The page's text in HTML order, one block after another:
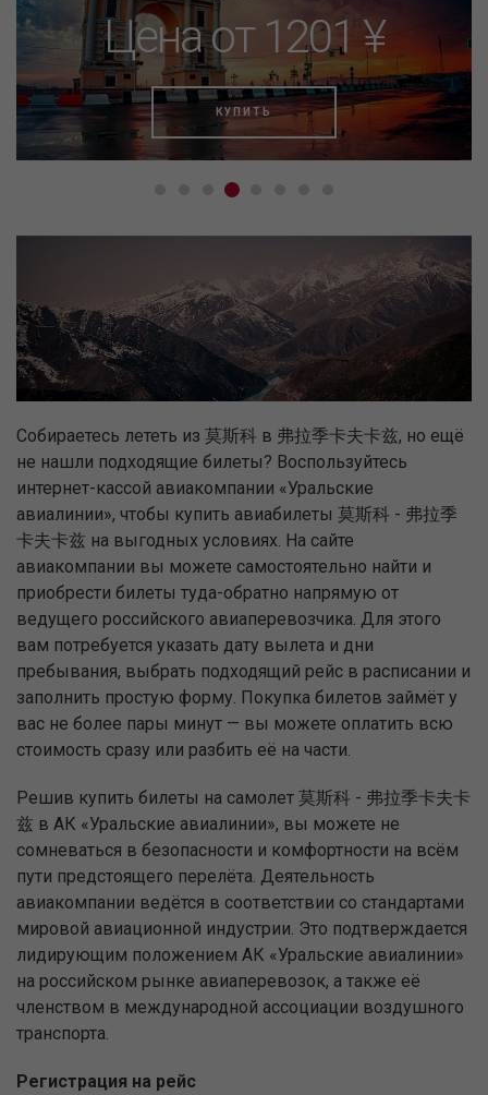
Цена от 1201 ¥
КУПИТЬ
Собираетесь лететь из 莫斯科 в 弗拉季卡夫卡兹, но ещё
не нашли подходящие билеты? Воспользуйтесь
интернет-кассой авиакомпании «Уральские
авиалинии», чтобы купить авиабилеты 莫斯科 - 弗拉季
卡夫卡兹 на выгодных условиях. На сайте
авиакомпании вы можете самостоятельно найти и
приобрести билеты туда-обратно напрямую от
ведущего российского авиаперевозчика. Для этого
вам потребуется указать дату вылета и дни
пребывания, выбрать подходящий рейс в расписании и
заполнить простую форму. Покупка билетов займёт у
вас не более пары минут — вы можете оплатить всю
стоимость сразу или разбить её на части.
Решив купить билеты на самолет 莫斯科 - 弗拉季卡夫卡
兹 в АК «Уральские авиалинии», вы можете не
сомневаться в безопасности и комфортности на всём
пути предстоящего перелёта. Деятельность
авиакомпании ведётся в соответствии со стандартами
мировой авиационной индустрии. Это подтверждается
лидирующим положением АК «Уральские авиалинии»
на российском рынке авиаперевозок, а также её
членством в международной ассоциации воздушного
транспорта.
Регистрация на рейс